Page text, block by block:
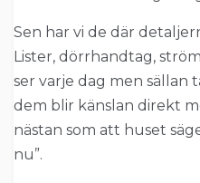
Sen har vi de där
Lister, dörrhandtag,
ser varje dag men sällan
dem blir känslan direkt
nästan som att huset
nu”.